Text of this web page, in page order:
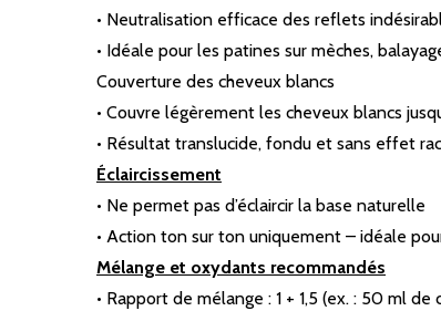
• Neutralisation efficace des reflets
• Idéale pour les patines sur mèches,
Couverture des cheveux blancs
• Couvre légèrement les cheveux blancs
• Résultat translucide, fondu et sans effet
Éclaircissement
• Ne permet pas d’éclaircir la base naturelle
• Action ton sur ton uniquement – idéale
Mélange et oxydants recommandés
• Rapport de mélange : 1 + 1,5 (ex. : 50 ml